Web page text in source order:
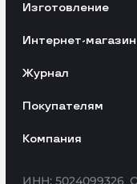
ИНН: 5024099326
Изготовление
Интернет-магазин
Журнал
Покупателям
Компания